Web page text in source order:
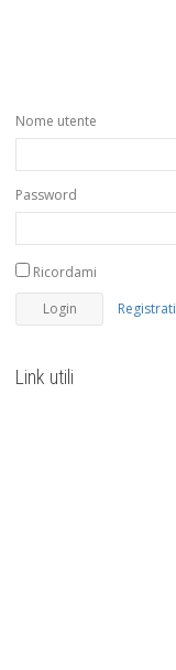
Nome utente
Password
Ricordami
Registrati
Link utili